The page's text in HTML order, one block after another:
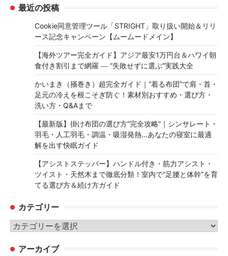
最近の投稿
Cookie同意管理ツール「STRIGHT」取り扱い開始＆リリ
ース記念キャンペーン【ムームードメイン】
【海外ツアー完全ガイド】アジア最安1万円台＆ハワイ朝
食付き割引まで網羅 ― “失敗せずに選ぶ”実践大全
かいまき（掻巻き）超完全ガイド｜“着る布団”で肩・首・
足元の冷えを根こそぎ防ぐ！素材別おすすめ・選び方・
洗い方・Q&Aまで
【最新版】掛け布団の選び方“完全攻略”｜シンサレート・
羽毛・人工羽毛・調温・吸湿発熱…あなたの寝室に最適
解を出す快眠ガイド
【アシストステッパー】ハンドル付き・筋力アシスト・
ツイスト・天然木まで徹底分類！室内で“足腰と体幹”を育
てる選び方＆続け方ガイド
カテゴリー
カ
ゴ アーカイブ